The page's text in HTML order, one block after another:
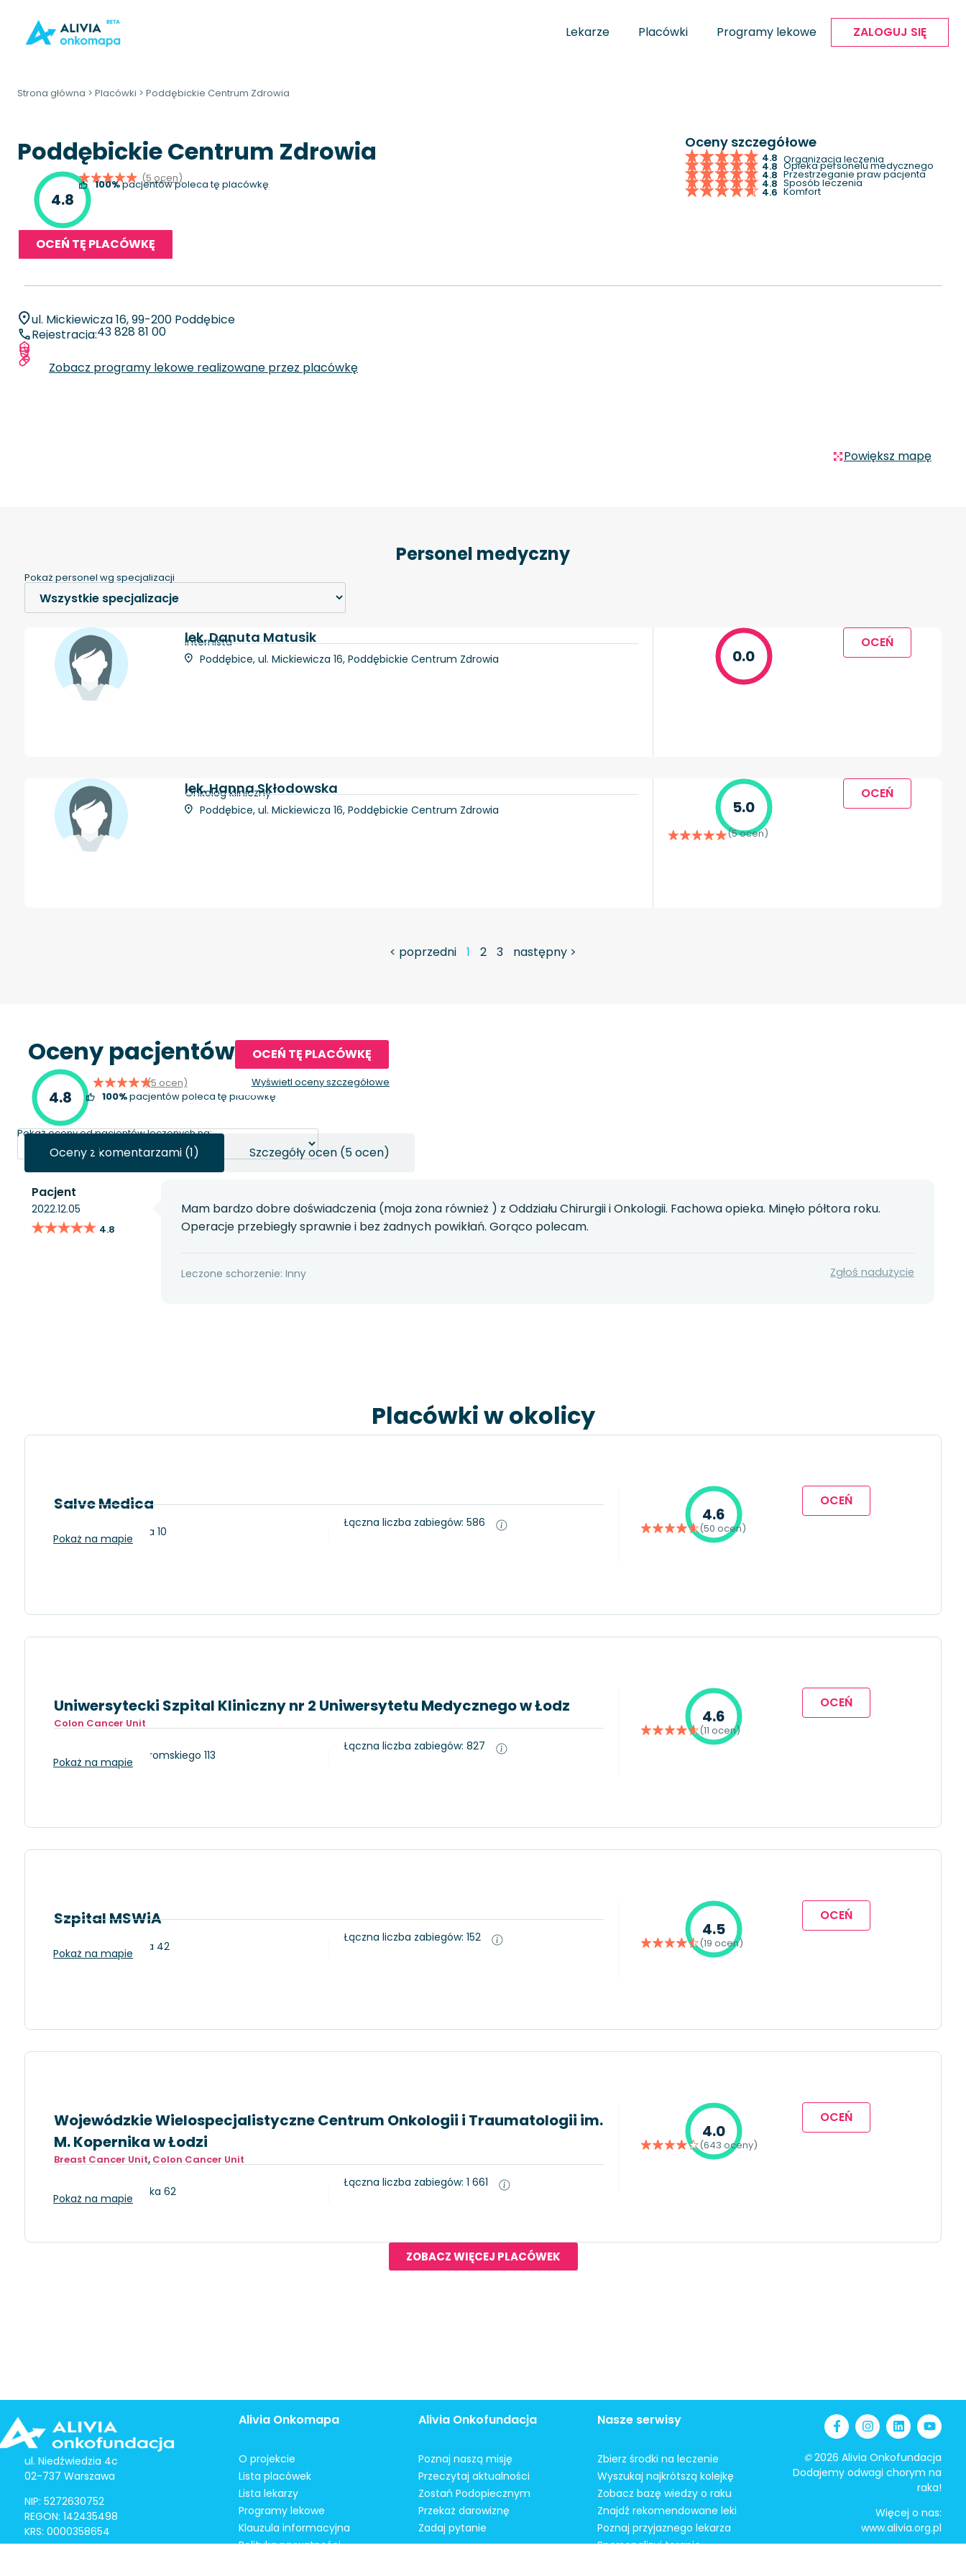
Lekarze Placówki Programy lekowe ZALOGUJ SIĘ
Strona główna > Placówki > Poddębickie Centrum Zdrowia
Poddębickie Centrum Zdrowia
4.8
(5 ocen)
100%pacjentów poleca tę placówkę
OCEŃ TĘ PLACÓWKĘ
Oceny szczegółowe
4.8 Organizacja leczenia
4.8 Opieka personelu medycznego
4.8 Przestrzeganie praw pacjenta
4.8 Sposób leczenia
4.6 Komfort
ul. Mickiewicza 16, 99-200 Poddębice
Rejestracja:43 828 81 00
Zobacz specjalizacje oraz liczby zabiegów
Zobacz programy lekowe realizowane przez placówkę
Powiększ mapę
Personel medyczny
Pokaż personel wg specjalizacji
lek. Danuta Matusik
Internista
Poddębice, ul. Mickiewicza 16, Poddębickie Centrum Zdrowia
0.0
OCEŃ
lek. Hanna Skłodowska
Onkolog kliniczny
Poddębice, ul. Mickiewicza 16, Poddębickie Centrum Zdrowia
5.0
(5 ocen)
OCEŃ
< poprzedni 1 2 3 następny >
Oceny pacjentów OCEŃ TĘ PLACÓWKĘ
4.8
(5 ocen)
100%pacjentów poleca tę placówkę
Wyświetl oceny szczegółowe
Pokaż oceny od pacjentów leczonych na:
Oceny z komentarzami (1) Szczegóły ocen (5 ocen)
Pacjent
2022.12.05
★★★★★
★★★★★ 4.8
Mam bardzo dobre doświadczenia (moja żona również ) z Oddziału Chirurgii i Onkologii. Fachowa opieka. Minęło półtora roku.
Operacje przebiegły sprawnie i bez żadnych powikłań. Gorąco polecam.
Leczone schorzenie: Inny Zgłoś nadużycie
Placówki w okolicy
Salve Medica
Łódź, Szparagowa 10
Pokaż na mapie
Łączna liczba zabiegów: 586 4.6
(50 ocen)
OCEŃ
Uniwersytecki Szpital Kliniczny nr 2 Uniwersytetu Medycznego w Łodz
Colon Cancer Unit
Łódź, Stefana Żeromskiego 113
Pokaż na mapie
Łączna liczba zabiegów: 827
4.6
(11 ocen)
OCEŃ
Szpital MSWiA
Łódź, ul. Północna 42
Pokaż na mapie
Łączna liczba zabiegów: 152 4.5
(19 ocen)
OCEŃ
Wojewódzkie Wielospecjalistyczne Centrum Onkologii i Traumatologii im.
M. Kopernika w Łodzi
Breast Cancer Unit, Colon Cancer Unit
Łódź, ul. Pabianicka 62
Pokaż na mapie
Łączna liczba zabiegów: 1 661
4.0
(643 oceny)
OCEŃ
ZOBACZ WIĘCEJ PLACÓWEK
ul. Niedźwiedzia 4c
02-737 Warszawa
NIP: 5272630752
REGON: 142435498
KRS: 0000358654
Alivia Onkomapa
O projekcie
Lista placówek
Lista lekarzy
Programy lekowe
Klauzula informacyjna
Polityka prywatności
Alivia Onkofundacja
Poznaj naszą misję
Przeczytaj aktualności
Zostań Podopiecznym
Przekaż darowiznę
Zadaj pytanie
Nasze serwisy
Zbierz środki na leczenie
Wyszukaj najkrótszą kolejkę
Zobacz bazę wiedzy o raku
Znajdź rekomendowane leki
Poznaj przyjaznego lekarza
Spersonalizuj terapię
©2026 Alivia Onkofundacja
Dodajemy odwagi chorym na
raka!
Więcej o nas:
www.alivia.org.pl